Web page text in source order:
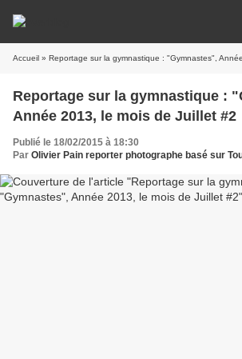
Accueil » Reportage sur la gymnastique : "Gymnastes",
Reportage sur la gymnastique :
Année 2013, le mois de Juillet #2
Publié le 18/02/2015 à 18:30
Par Olivier Pain reporter photographe basé sur